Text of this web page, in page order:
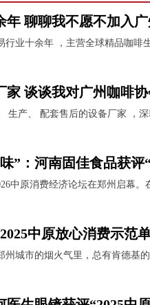
年 聊聊我不愿不加⼊
业⼗余年 ，主营全球精品咖啡
家 谈谈我对⼴州咖啡
产、 配套售后的设备⼚家 ，深
”：河南固佳食品获评
原消费经济论坛在郑州启幕。
中原放心消费示范
城市的烟火气里，总有肯德基